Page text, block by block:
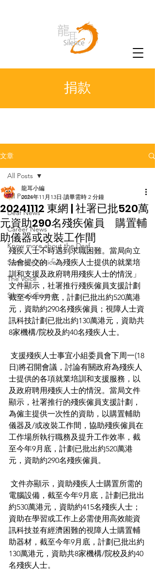
捐款
文章
All Posts
Deaf News
Career News
Know more about the Deaf
Silence's Notice
The Voice
Silence’s Friends
All Posts
20241112 東網 | 社署已批520萬
元資助290名殘疾僱員 購置輔
助儀器或改裝工作間
龍耳小編
2024年11月13日 讀畢需時 2 分鐘
殘疾人士不時遇到求職困難。當局向立
法會提交的「為殘疾人士提供的就業培
訓和支援及政府聘用殘疾人士的情況」
文件顯示，社署推行殘疾僱員支援計劃
截至今年9月底，計劃已批出約520萬港
元，資助約290名殘疾僱員；視障人士資
訊科技計劃已批出約130萬港元，資助共
8家機構/院校及約40名殘疾人士。
日)將召開會議，討論有關政府為殘疾人
士提供的各項就業培訓和支援服務，以
及政府聘用殘疾人士的情況。當局文件
顯示，社署推行的殘疾僱員支援計劃，
為僱主提供一次性的資助，以購置輔助
儀器及/或改裝工作間，協助殘疾僱員在
工作場所執行職務及提升工作效率，截
至今年9月底，計劃已批出約520萬港
元，資助約290名殘疾僱員。
電腦設備，截至今年9月底，計劃已批出
約530萬港元，資助約415名殘疾人士；
資助在學習或工作上必需使用高效能資
訊科技並有經濟困難的視障人士購置輔
助器材，截至今年9月底，計劃已批出約
130萬港元，資助共8家機構/院校及約40
名殘疾人士。